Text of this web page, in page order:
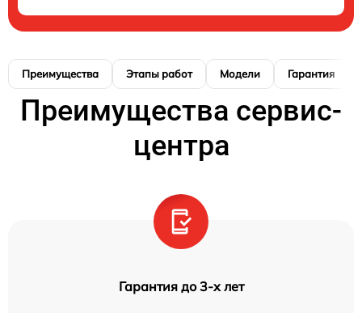
Преимущества Этапы работ Модели Гарантия
Преимущества сервис-
центра
Гарантия до 3-х лет